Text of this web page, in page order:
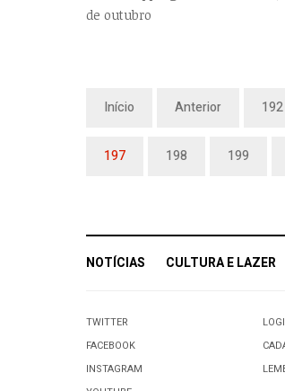
de outubro
Início Anterior 192
197 198 199
NOTÍCIAS CULTURA E LAZER
TWITTER
FACEBOOK
INSTAGRAM